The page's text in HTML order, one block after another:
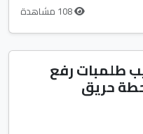
طلمبات رفع
حريق